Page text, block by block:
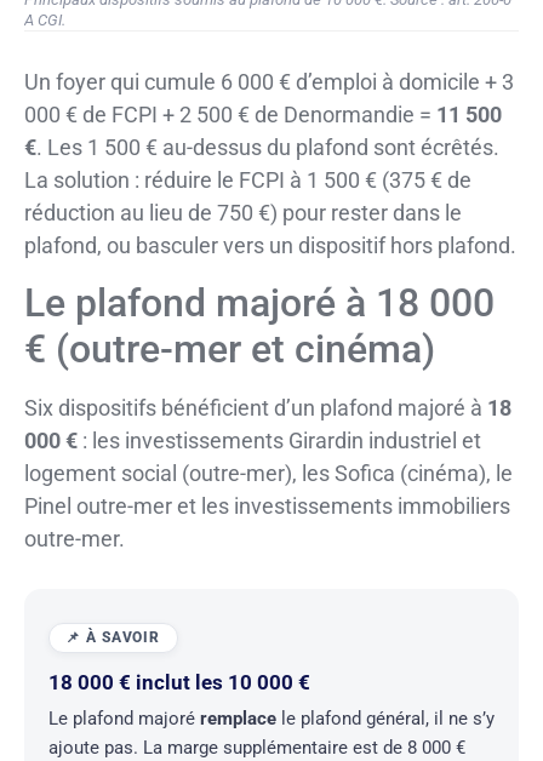
A CGI.
Un foyer qui cumule 6 000 € d’emploi à domicile + 3
000 € de FCPI + 2 500 € de Denormandie = 11 500
€. Les 1 500 € au-dessus du plafond sont écrêtés.
La solution : réduire le FCPI à 1 500 € (375 € de
réduction au lieu de 750 €) pour rester dans le
plafond, ou basculer vers un dispositif hors plafond.
Le plafond majoré à 18 000
€ (outre-mer et cinéma)
Six dispositifs bénéficient d’un plafond majoré à 18
000 € : les investissements Girardin industriel et
logement social (outre-mer), les Sofica (cinéma), le
Pinel outre-mer et les investissements immobiliers
outre-mer.
18 000 € inclut les 10 000 €
Le plafond majoré remplace le plafond général, il ne s’y
ajoute pas. La marge supplémentaire est de 8 000 €